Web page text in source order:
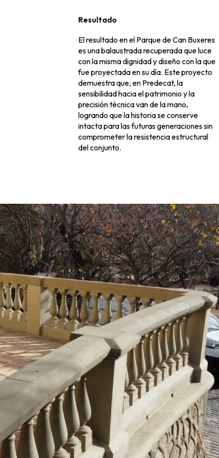
Resultado
El resultado en el Parque de Can Buxeres
es una balaustrada recuperada que luce
con la misma dignidad y diseño con la que
fue proyectada en su día. Este proyecto
demuestra que, en Predecat, la
sensibilidad hacia el patrimonio y la
precisión técnica van de la mano,
logrando que la historia se conserve
intacta para las futuras generaciones sin
comprometer la resistencia estructural
del conjunto.